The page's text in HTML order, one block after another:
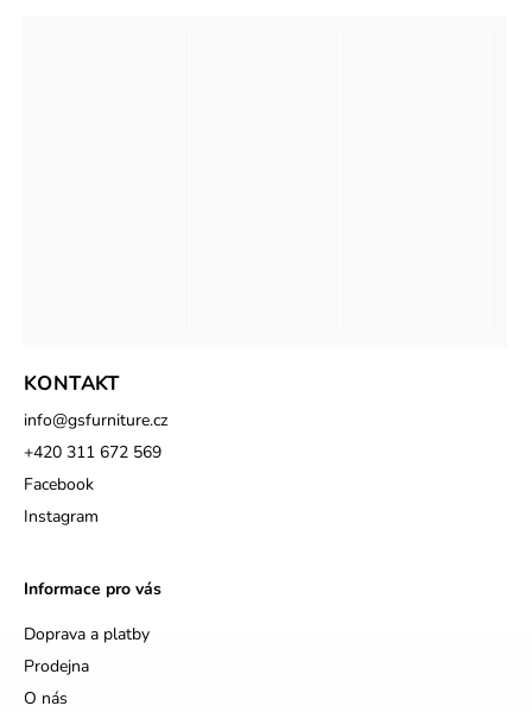
KONTAKT
info@gsfurniture.cz
+420 311 672 569
Facebook
Instagram
Informace pro vás
Doprava a platby
Prodejna
O nás